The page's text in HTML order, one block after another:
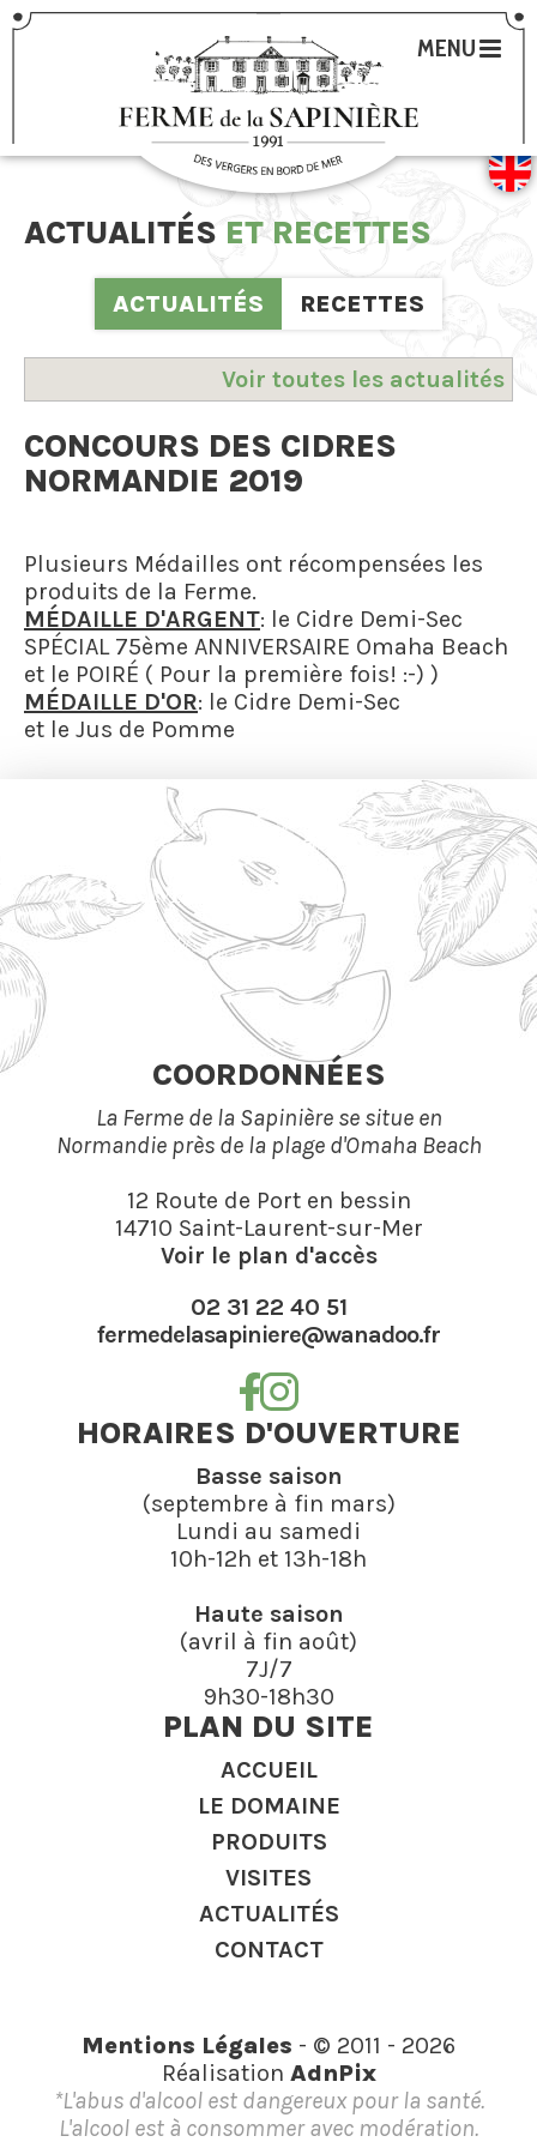
MENU
ACTUALITÉS ET RECETTES
ACTUALITÉS RECETTES
Voir toutes les actualités
CONCOURS DES CIDRES
NORMANDIE 2019
Plusieurs Médailles ont récompensées les
produits de la Ferme.
MÉDAILLE D'ARGENT: le Cidre Demi-Sec
SPÉCIAL 75ème ANNIVERSAIRE Omaha Beach
et le POIRÉ ( Pour la première fois! :-) )
MÉDAILLE D'OR: le Cidre Demi-Sec
et le Jus de Pomme
COORDONNÉES
La Ferme de la Sapinière se situe en
Normandie près de la plage d'Omaha Beach
12 Route de Port en bessin
14710 Saint-Laurent-sur-Mer
Voir le plan d'accès
02 31 22 40 51
fermedelasapiniere@wanadoo.fr
HORAIRES D'OUVERTURE
Basse saison
(septembre à fin mars)
Lundi au samedi
10h-12h et 13h-18h
Haute saison
(avril à fin août)
7J/7
9h30-18h30
PLAN DU SITE
ACCUEIL
LE DOMAINE
PRODUITS
VISITES
ACTUALITÉS
CONTACT
Mentions Légales - © 2011 - 2026
Réalisation AdnPix
*L'abus d'alcool est dangereux pour la santé.
L'alcool est à consommer avec modération.